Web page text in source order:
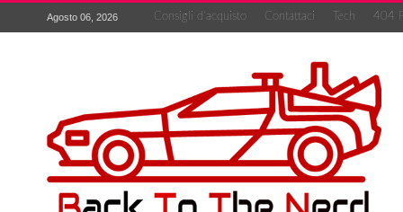
Agosto 06, 2026 Consigli d’acquisto Contattaci Tech 404